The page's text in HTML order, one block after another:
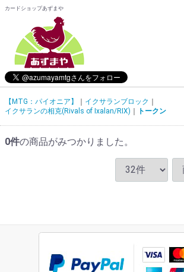
カードショップあずまや
【MTG：パイオニア】
イクサランブロック
イクサランの相克(Rivals of Ixalan/RIX)
トークン
0件の商品がみつかりました。